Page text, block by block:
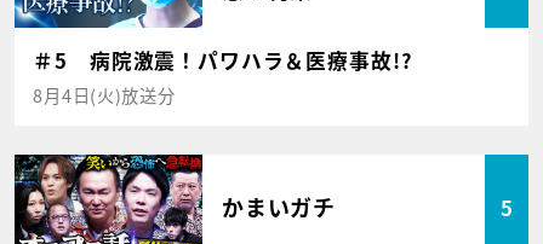
＃5 病院激震！パワハラ＆医療事故!?
8月4日(火)放送分
かまいガチ 5